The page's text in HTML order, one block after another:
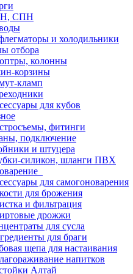
СПН
и холодильники
отбора
колонны
корзины
кламп
для кубов
фитинги
подключение
и штуцера
силикон, шланги ПВХ
для самогоноварения
для брожения
и фильтрация
дрожжи
для сусла
для браги
щепа для настаивания
напитков
Алтай